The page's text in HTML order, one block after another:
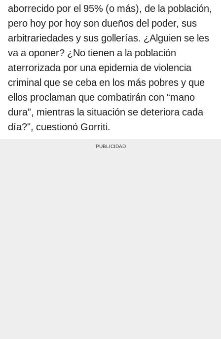
aborrecido por el 95% (o más), de la población,
pero hoy por hoy son dueños del poder, sus
arbitrariedades y sus gollerías. ¿Alguien se les
va a oponer? ¿No tienen a la población
aterrorizada por una epidemia de violencia
criminal que se ceba en los más pobres y que
ellos proclaman que combatirán con “mano
dura”, mientras la situación se deteriora cada
día?", cuestionó Gorriti.